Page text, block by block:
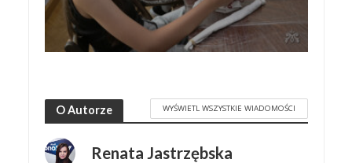
O Autorze WYŚWIETL WSZYSTKIE WIADOMOŚCI
Renata Jastrzębska